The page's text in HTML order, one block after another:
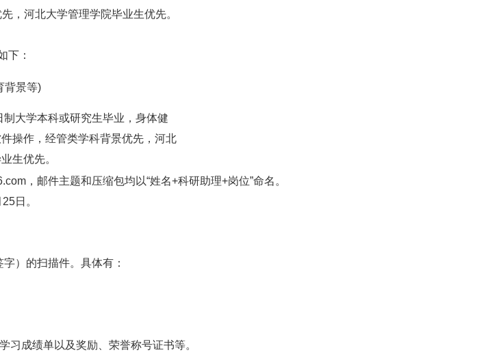
，河北大学管理学院毕业生优先。
下：
背景等)
制大学本科或研究生毕业，身体健
操作，经管类学科背景优先，河北
生优先。
，邮件主题和压缩包均以“姓名+科研助理+岗位”命名。
日。
）的扫描件。具体有：
习成绩单以及奖励、荣誉称号证书等。